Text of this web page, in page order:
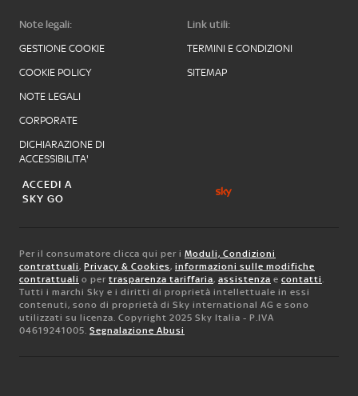
Note legali:
GESTIONE COOKIE
COOKIE POLICY
NOTE LEGALI
CORPORATE
DICHIARAZIONE DI
ACCESSIBILITA'
Link utili:
TERMINI E CONDIZIONI
SITEMAP
ACCEDI A
SKY GO
Per il consumatore clicca qui per i Moduli, Condizioni
contrattuali, Privacy & Cookies, informazioni sulle modifiche
contrattuali o per trasparenza tariffaria, assistenza e contatti.
Tutti i marchi Sky e i diritti di proprietà intellettuale in essi
contenuti, sono di proprietà di Sky international AG e sono
utilizzati su licenza. Copyright 2025 Sky Italia - P.IVA
04619241005. Segnalazione Abusi